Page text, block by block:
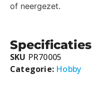
of neergezet.
Specificaties
SKU PR70005
Categorie: Hobby